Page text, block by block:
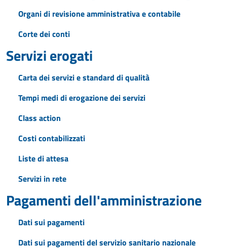
Organi di revisione amministrativa e contabile
Corte dei conti
Servizi erogati
Carta dei servizi e standard di qualità
Tempi medi di erogazione dei servizi
Class action
Costi contabilizzati
Liste di attesa
Servizi in rete
Pagamenti dell'amministrazione
Dati sui pagamenti
Dati sui pagamenti del servizio sanitario nazionale